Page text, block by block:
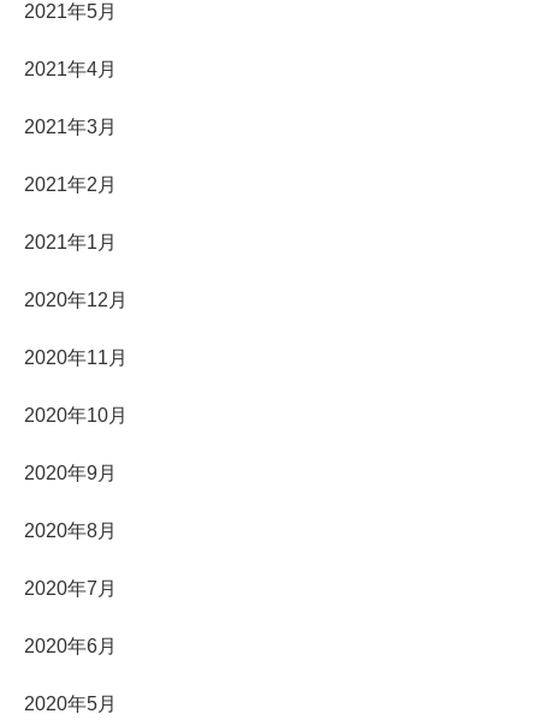
2021年5月
2021年4月
2021年3月
2021年2月
2021年1月
2020年12月
2020年11月
2020年10月
2020年9月
2020年8月
2020年7月
2020年6月
2020年5月